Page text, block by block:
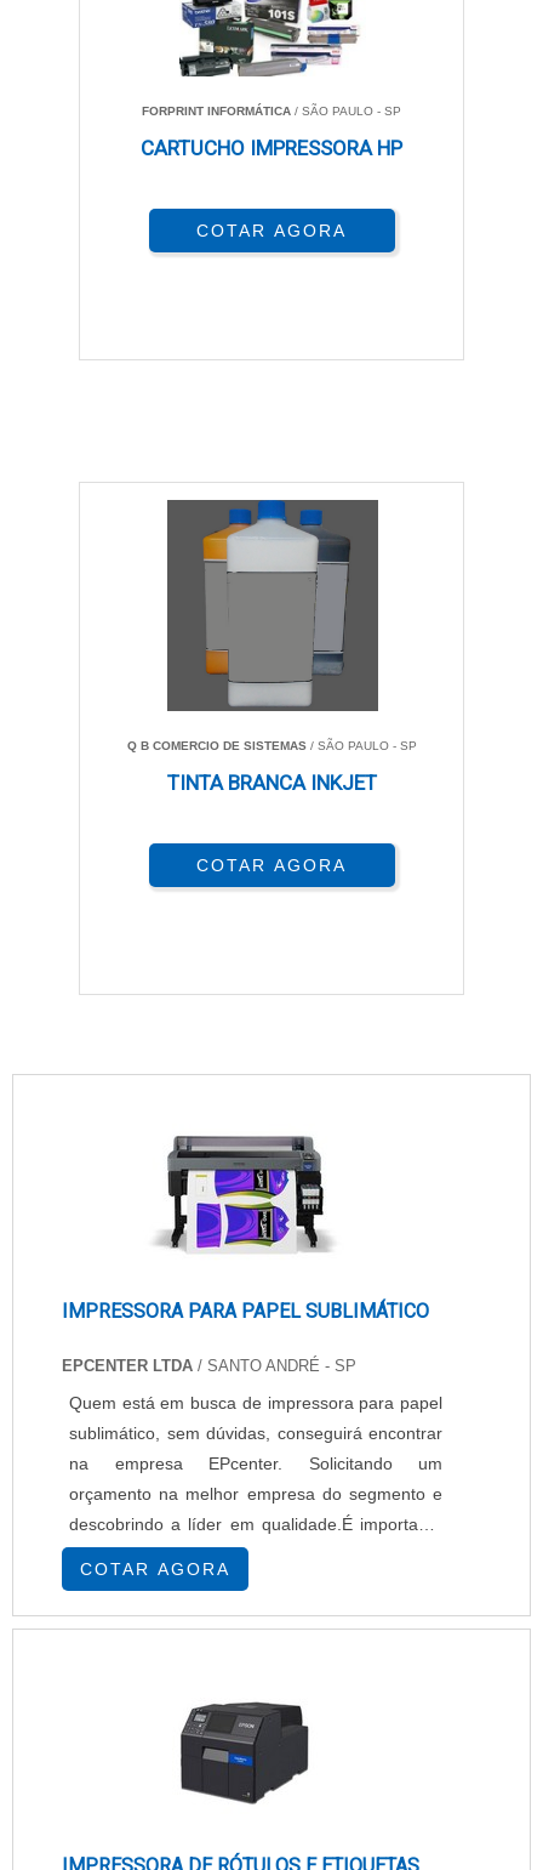
FORPRINT INFORMÁTICA / SÃO PAULO - SP
CARTUCHO IMPRESSORA HP
COTAR AGORA
Q B COMERCIO DE SISTEMAS / SÃO PAULO - SP
TINTA BRANCA INKJET
COTAR AGORA
IMPRESSORA PARA PAPEL SUBLIMÁTICO
EPCENTER LTDA / SANTO ANDRÉ - SP
Quem está em busca de impressora para papel
sublimático, sem dúvidas, conseguirá encontrar
na empresa EPcenter. Solicitando um
orçamento na melhor empresa do segmento e
descobrindo a líder em qualidade.É importante
lembrar que o produto deve sempre ser
adquirido com empresas especializadas no
segmento. Esse tipo de cuidado ajuda a garantir
COTAR AGORA